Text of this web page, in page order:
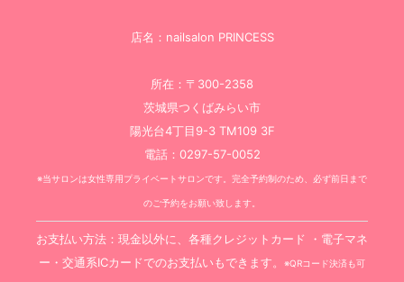
店名：nailsalon PRINCESS
所在：〒300-2358
茨城県つくばみらい市
陽光台4丁目9-3 TM109 3F
電話：0297-57-0052
※当サロンは女性専用プライベートサロンです。完全予約制のため、必ず前日まで
のご予約をお願い致します。
お支払い方法：現金以外に、各種クレジットカード ・電子マネ
ー・交通系ICカードでのお支払いもできます。
※QRコード決済も可